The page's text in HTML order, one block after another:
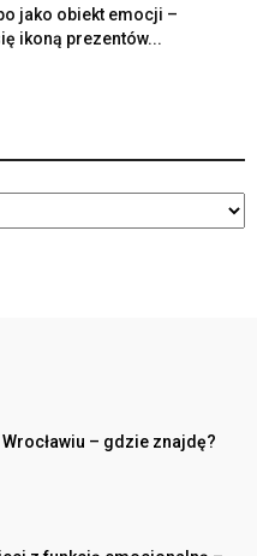
jako obiekt emocji –
ikoną prezentów...
– gdzie znajdę?